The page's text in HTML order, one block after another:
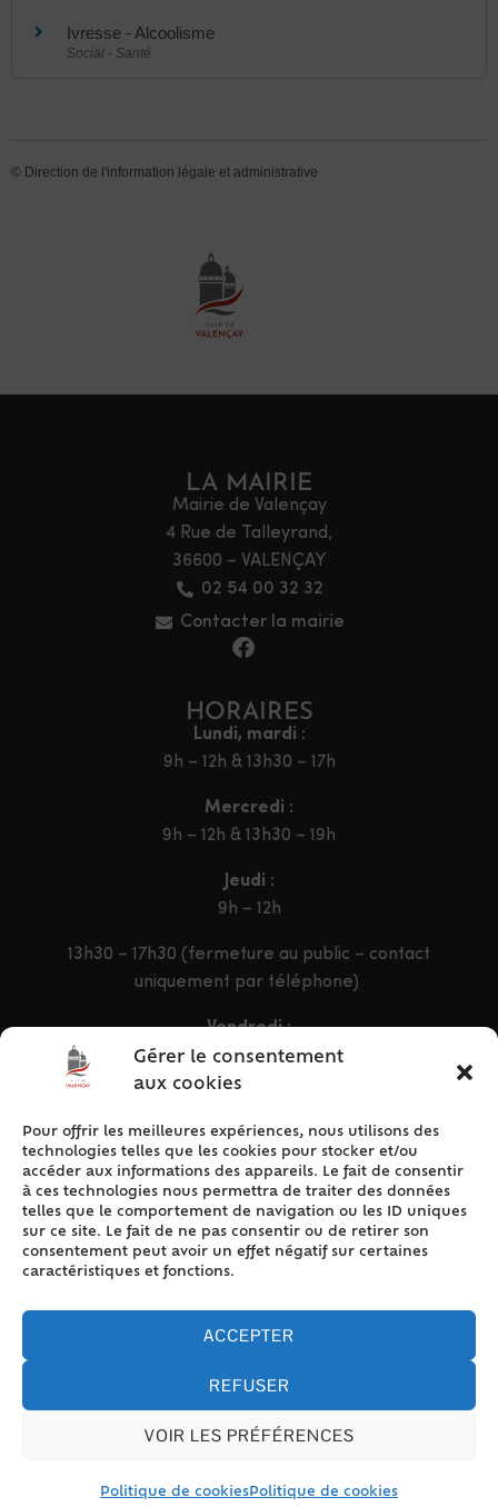
Gérer le consentement
aux cookies
Pour offrir les meilleures expériences, nous utilisons des
technologies telles que les cookies pour stocker et/ou
accéder aux informations des appareils. Le fait de consentir
à ces technologies nous permettra de traiter des données
telles que le comportement de navigation ou les ID uniques
sur ce site. Le fait de ne pas consentir ou de retirer son
consentement peut avoir un effet négatif sur certaines
caractéristiques et fonctions.
ACCEPTER
REFUSER
VOIR LES PRÉFÉRENCES
Politique de cookiesPolitique de cookies
Ivresse - Alcoolisme
Social - Santé
© Direction de l'information légale et administrative
LA MAIRIE
Mairie de Valençay
4 Rue de Talleyrand,
36600 – VALENÇAY
02 54 00 32 32
Contacter la mairie
HORAIRES
Lundi, mardi :
9h – 12h & 13h30 – 17h
Mercredi :
9h – 12h & 13h30 – 19h
Jeudi :
9h – 12h
13h30 – 17h30 (fermeture au public – contact
uniquement par téléphone)
Vendredi :
9h – 12h & 13h30 – 16h30
ACCÈS RAPIDE
Accueil
Contact
Plan du site
Mentions légales
Politique de cookies (UE)
collectivités & GRC/GRU)